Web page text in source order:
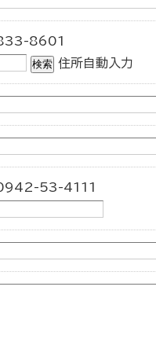
833-8601
住所自動入力
0942-53-4111